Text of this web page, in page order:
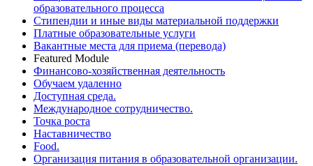
образовательного процесса
Стипендии и иные виды материальной поддержки
Платные образовательные услуги
Вакантные места для приема (перевода)
Featured Module
Финансово-хозяйственная деятельность
Обучаем удаленно
Доступная среда.
Международное сотрудничество.
Точка роста
Наставничество
Food.
Организация питания в образовательной организации.